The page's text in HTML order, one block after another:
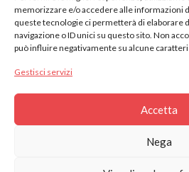
memorizzare e/o accedere alle informazioni
queste tecnologie ci permetterà di elaborare
navigazione o ID unici su questo sito. Non
può influire negativamente su alcune
Gestisci servizi
Accetta
Nega
2023 © Gres Italia Online. All
Piazza S. Marinai n°4, Santa